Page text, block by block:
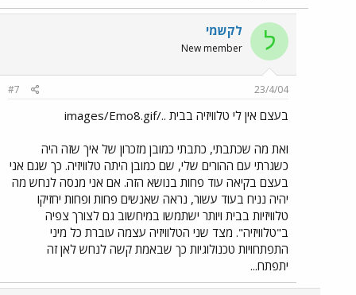
ל לקשמי
New member
23/4/04
#7
בעצם אין לי טלוויזיה בבית ../images/Emo8.gif
ואת מה שכתבתי, כתבתי כמובן מזכרון של איך שזה היה
כשגרתי עם ההורים שלי, שם כמובן היתה טלוויזיה. כך שגם אני
בעצם בקיאה עוד פחות בנושא הזה. אם אני מנסה לנחש מה
יהיה נניח בעוד עשור, נראה שאנשים פחות ופחות יחזיקו
טלוויזיות בבית ויותר ישתמשו במיחשוב גם לצורך צפיה
ב"טלוויזיה". מצד שני הטלוויזיה עצמה עוברת כל מיני
התפתחויות טכנולוגיות כך שבאמת קשה לנחש לאן זה
יתפתח...